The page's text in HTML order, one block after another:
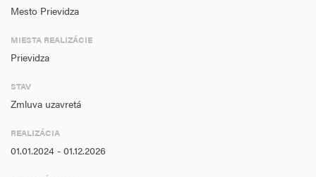
transformácie stratia možnosť pracovať vo svojej profesii, bude
poskytnutá cielená pomoc a podpora na komunitnej úrovni.
Podpora aktívneho začlenenia s cieľom podporovať rovnosť
príležitostí, nediskrimináciu, zlepšenie zamestnateľnosti, aktívny
Mesto Prievidza
MIESTA REALIZÁCIE
Prievidza
STAV
Zmluva uzavretá
REALIZÁCIA
01.01.2024 - 01.12.2026